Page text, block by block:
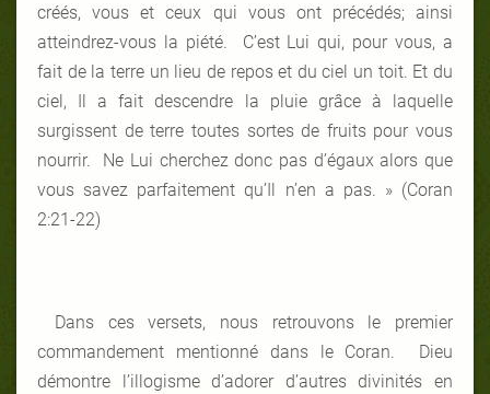
créés, vous et ceux qui vous ont précédés; ainsi
atteindrez-vous la piété. C’est Lui qui, pour vous, a
fait de la terre un lieu de repos et du ciel un toit. Et du
ciel, Il a fait descendre la pluie grâce à laquelle
surgissent de terre toutes sortes de fruits pour vous
nourrir. Ne Lui cherchez donc pas d’égaux alors que
vous savez parfaitement qu’Il n’en a pas. » (Coran
2:21-22)
Dans ces versets, nous retrouvons le premier
commandement mentionné dans le Coran. Dieu
démontre l’illogisme d’adorer d’autres divinités en